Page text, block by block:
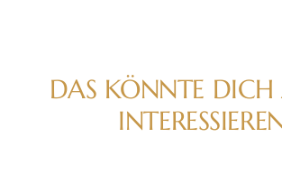
DAS KÖNNTE